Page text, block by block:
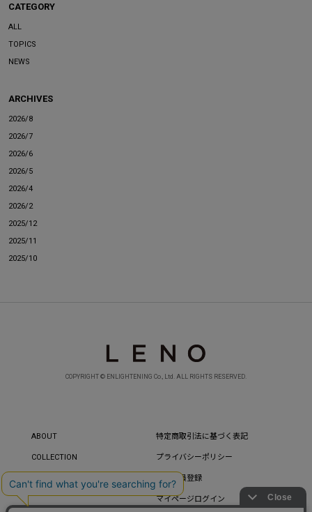
CATEGORY
ALL
TOPICS
NEWS
ARCHIVES
2026/8
2026/7
2026/6
2026/5
2026/4
2026/2
2025/12
2025/11
2025/10
COPYRIGHT © ENLIGHTENING Co., Ltd. ALL RIGHTS RESERVED.
ABOUT
COLLECTION
CONTACT
特定商取引法に基づく表記
プライバシーポリシー
新規会員登録
マイページログイン